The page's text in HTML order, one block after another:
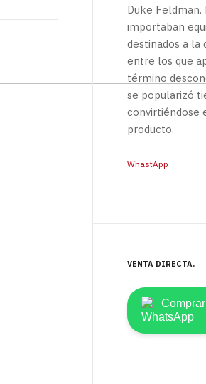
Duke Feldman.
importaban
destinados a la
entre los que
término
se popularizó
convirtiéndose
producto.
WhastApp
VENTA DIRECTA